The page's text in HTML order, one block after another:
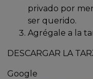
privado por
ser querido.
Agrégale a la
DESCARGAR LA
Google